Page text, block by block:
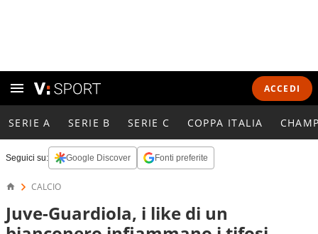
ACCEDI
SERIE A SERIE B SERIE C COPPA ITALIA
Seguici su: Google Discover Fonti preferite
CALCIO
Juve-Guardiola, i like di un